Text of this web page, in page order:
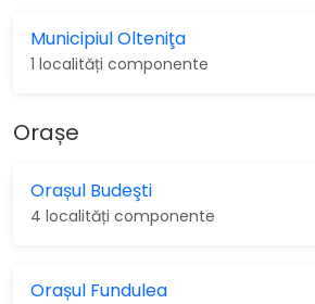
Municipiul Olteniţa
1 localități componente
Orașe
Orașul Budeşti
4 localități componente
Orașul Fundulea